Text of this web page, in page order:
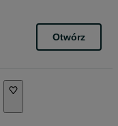
Otwórz